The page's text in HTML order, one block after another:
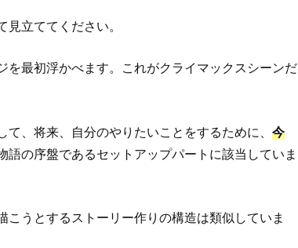
立ててください。
最初浮かべます。これがクライマックスシーンだ
、将来、自分のやりたいことをするために、 今
語の序盤であるセットアップパートに該当していま
うとするストーリー作りの構造は類似していま